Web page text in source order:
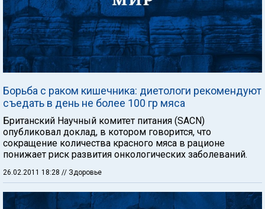
Борьба с раком кишечника: диетологи рекомендуют
съедать в день не более 100 гр мяса
Британский Научный комитет питания (SACN)
опубликовал доклад, в котором говорится, что
сокращение количества красного мяса в рационе
понижает риск развития онкологических заболеваний.
26.02.2011 18:28 // Здоровье